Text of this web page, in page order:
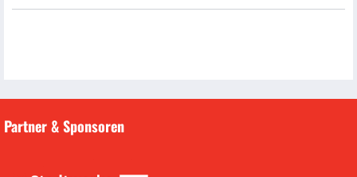
Partner & Sponsoren